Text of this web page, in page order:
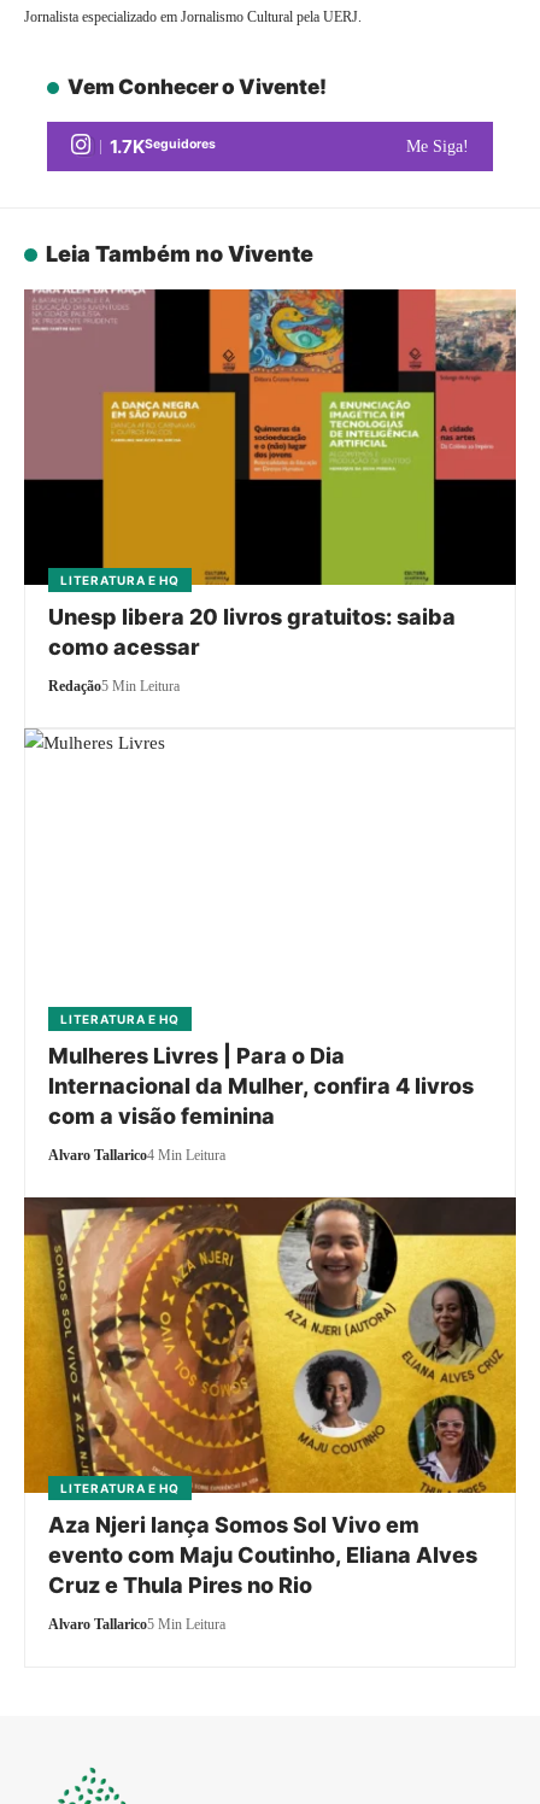
Jornalista especializado em Jornalismo Cultural pela UERJ.
Vem Conhecer o Vivente!
1.7KSeguidores Me Siga!
Leia Também no Vivente
LITERATURA E HQ
Unesp libera 20 livros gratuitos: saiba
como acessar
Redação5 Min Leitura
LITERATURA E HQ
Mulheres Livres | Para o Dia
Internacional da Mulher, confira 4 livros
com a visão feminina
Alvaro Tallarico4 Min Leitura
LITERATURA E HQ
Aza Njeri lança Somos Sol Vivo em
evento com Maju Coutinho, Eliana Alves
Cruz e Thula Pires no Rio
Alvaro Tallarico5 Min Leitura